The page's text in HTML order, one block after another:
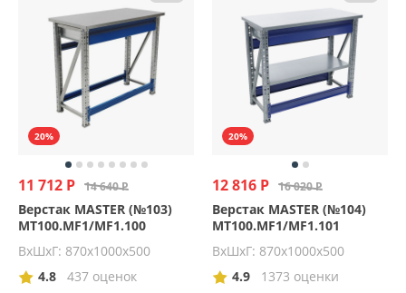
20%
11 712 Р 14 640 Р
Верстак MASTER (№103)
MT100.MF1/MF1.100
ВхШхГ: 870х1000х500
4.8
437 оценок
20%
12 816 Р 16 020 Р
Верстак MASTER (№104)
MT100.MF1/MF1.101
ВхШхГ: 870х1000х500
4.9
1373 оценки